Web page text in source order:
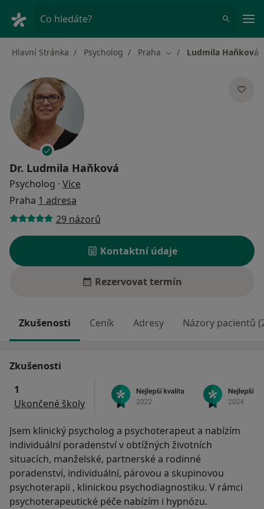
Co hledáte?
Hlavní Stránka Psycholog Praha Změna města
Ludmila Haňková
Dr. Ludmila Haňková
Psycholog · Více
Praha 1 adresa
29 názorů
Kontaktní údaje
Rezervovat termín
Zkušenosti Ceník Adresy Názory pacientů
Zkušenosti
1
Ukončené školy
Jsem klinický psycholog a psychoterapeut a nabízím
individuální poradenství v obtížných životních
situacích, manželské, partnerské a rodinné
poradenství, individuální, párovou a skupinovou
psychoterapii , klinickou psychodiagnostiku. V rámci
psychoterapeutické péče nabízím i hypnózu.